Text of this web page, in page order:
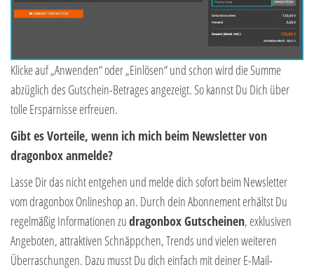
Klicke auf „Anwenden“ oder „Einlösen“ und schon wird die Summe
abzüglich des Gutschein-Betrages angezeigt. So kannst Du Dich über
tolle Ersparnisse erfreuen.
Gibt es Vorteile, wenn ich mich beim Newsletter von
dragonbox anmelde?
Lasse Dir das nicht entgehen und melde dich sofort beim Newsletter
vom dragonbox Onlineshop an. Durch dein Abonnement erhältst Du
regelmäßig Informationen zudragonbox Gutscheinen, exklusiven
Angeboten, attraktiven Schnäppchen, Trends und vielen weiteren
Überraschungen. Dazu musst Du dich einfach mit deiner E-Mail-